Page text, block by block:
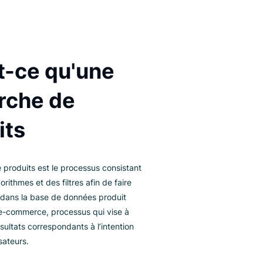
ce qu'une
de
recherche de produits est le processus consistant